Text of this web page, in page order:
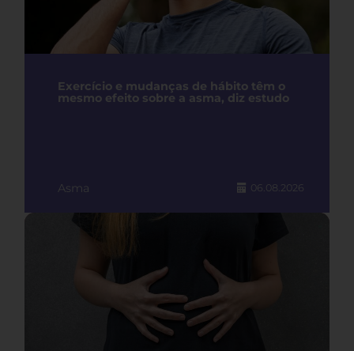
Exercício e mudanças de hábito têm o
mesmo efeito sobre a asma, diz estudo
Asma 06.08.2026